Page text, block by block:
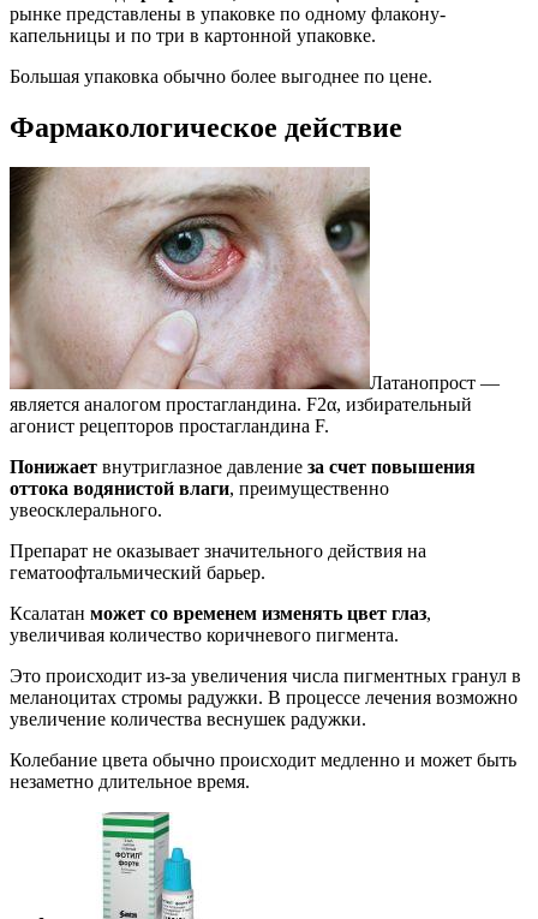
рынке представлены в упаковке по одному флакону-
капельницы и по три в картонной упаковке.
Большая упаковка обычно более выгоднее по цене.
Фармакологическое действие
Латанопрост —
является аналогом простагландина. F2α, избирательный
агонист рецепторов простагландина F.
Понижает внутриглазное давление за счет повышения
оттока водянистой влаги, преимущественно
увеосклерального.
Препарат не оказывает значительного действия на
гематоофтальмический барьер.
Ксалатан может со временем изменять цвет глаз,
увеличивая количество коричневого пигмента.
Это происходит из-за увеличения числа пигментных гранул в
меланоцитах стромы радужки. В процессе лечения возможно
увеличение количества веснушек радужки.
Колебание цвета обычно происходит медленно и может быть
незаметно длительное время.